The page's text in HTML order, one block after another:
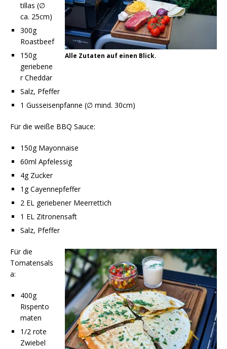
Alle Zutaten auf einen Blick.
tillas (∅
ca. 25cm)
300g
Roastbeef
150g
geriebene
r Cheddar
Salz, Pfeffer
1 Gusseisenpfanne (∅ mind. 30cm)
Für die weiße BBQ Sauce:
150g Mayonnaise
60ml Apfelessig
4g Zucker
1g Cayennepfeffer
2 EL geriebener Meerrettich
1 EL Zitronensaft
Salz, Pfeffer
Für die
Tomatensals
a:
400g
Rispento
maten
1/2 rote
Zwiebel